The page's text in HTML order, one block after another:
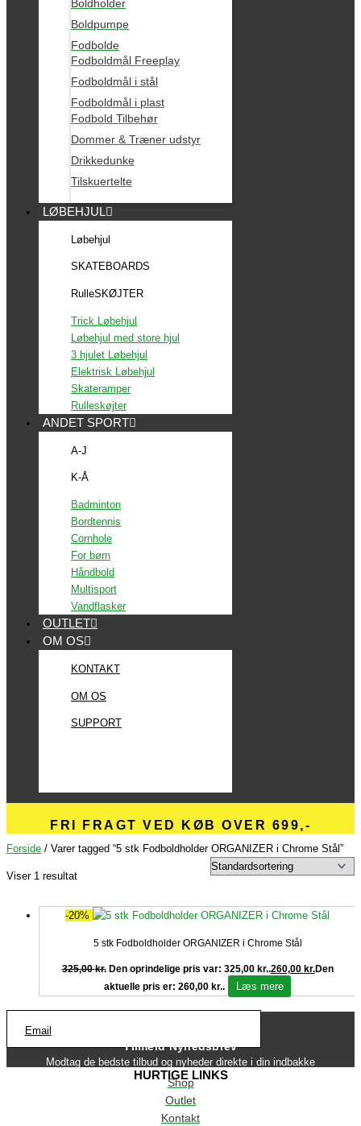
Boldholder
Boldpumpe
Fodbolde
Fodboldmål Freeplay
Fodboldmål i stål
Fodboldmål i plast
Fodbold Tilbehør
Dommer & Træner udstyr
Drikkedunke
Tilskuertelte
LØBEHJUL
Løbehjul
SKATEBOARDS
RulleSKØJTER
Trick Løbehjul
Løbehjul med store hjul
3 hjulet Løbehjul
Elektrisk Løbehjul
Skateramper
Rulleskøjter
ANDET SPORT
A-J
K-Å
Badminton
Bordtennis
Cornhole
For børn
Håndbold
Multisport
Vandflasker
OUTLET
OM OS
KONTAKT
OM OS
SUPPORT
FRI FRAGT VED KØB OVER 699,-
Forside / Varer tagged “5 stk Fodboldholder ORGANIZER i Chrome Stål”
Viser 1 resultat
-20%
5 stk Fodboldholder ORGANIZER i Chrome Stål
325,00kr. Den oprindelige pris var: 325,00 kr..260,00 kr.Den
aktuelle pris er: 260,00 kr..
Læs mere
Email
Tilmeld Nyhedsbrev
Modtag de bedste tilbud og nyheder direkte i din indbakke
HURTIGE LINKS
Shop
Outlet
Kontakt